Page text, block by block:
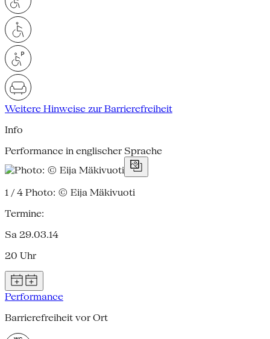
Weitere Hinweise zur Barrierefreiheit
Info
Performance in englischer Sprache
1 / 4 Photo: © Eija Mäkivuoti
Termine:
Sa 29.03.14
20 Uhr
Performance
Barrierefreiheit vor Ort